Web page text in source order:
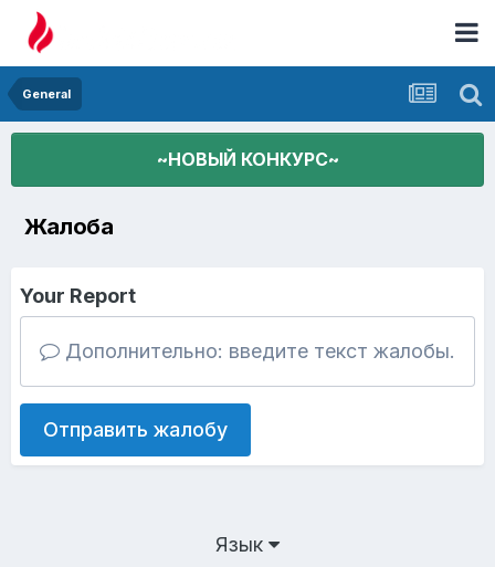
General
~НОВЫЙ КОНКУРС~
Жалоба
Your Report
Дополнительно: введите текст жалобы.
Отправить жалобу
Язык